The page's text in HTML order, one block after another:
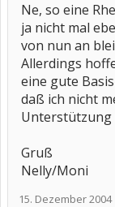
Ne, so eine
ja nicht mal
von nun an
Allerdings
eine gute
daß ich nicht
Unterstützung
Gruß
Nelly/Moni
15. Dezember 2004